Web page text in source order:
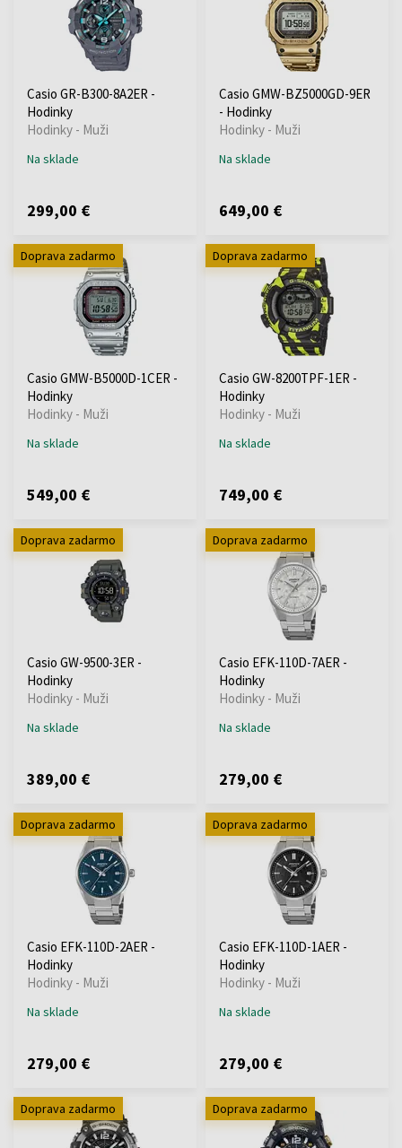
Casio GR-B300-8A2ER -
Hodinky
Hodinky - Muži
Na sklade
299,00 €
Casio GMW-BZ5000GD-9ER
- Hodinky
Hodinky - Muži
Na sklade
649,00 €
Doprava zadarmo
Casio GMW-B5000D-1CER -
Hodinky
Hodinky - Muži
Na sklade
549,00 €
Doprava zadarmo
Casio GW-8200TPF-1ER -
Hodinky
Hodinky - Muži
Na sklade
749,00 €
Doprava zadarmo
Casio GW-9500-3ER -
Hodinky
Hodinky - Muži
Na sklade
389,00 €
Doprava zadarmo
Casio EFK-110D-7AER -
Hodinky
Hodinky - Muži
Na sklade
279,00 €
Doprava zadarmo
Casio EFK-110D-2AER -
Hodinky
Hodinky - Muži
Na sklade
279,00 €
Doprava zadarmo
Casio EFK-110D-1AER -
Hodinky
Hodinky - Muži
Na sklade
279,00 €
Doprava zadarmo Doprava zadarmo